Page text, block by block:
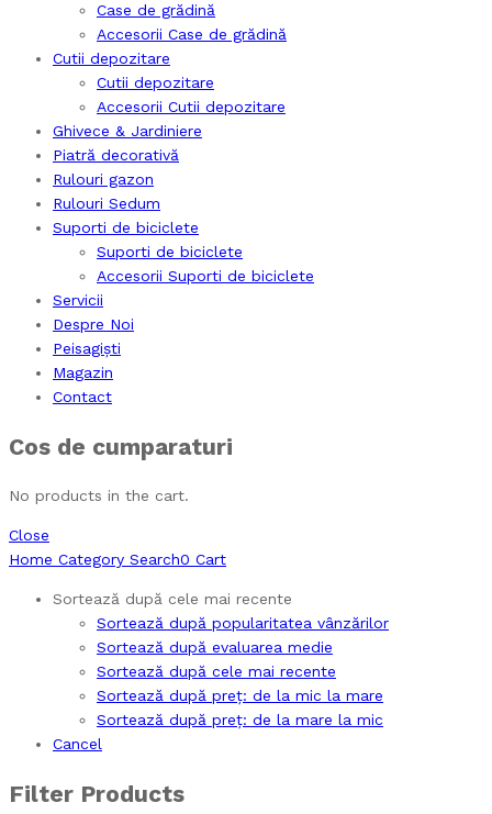
Case de grădină
Accesorii Case de grădină
Cutii depozitare
Cutii depozitare
Accesorii Cutii depozitare
Ghivece & Jardiniere
Piatră decorativă
Rulouri gazon
Rulouri Sedum
Suporti de biciclete
Suporti de biciclete
Accesorii Suporti de biciclete
Servicii
Despre Noi
Peisagiști
Magazin
Contact
Cos de cumparaturi
No products in the cart.
Close
Home Category Search0 Cart
Sortează după cele mai recente
Sortează după popularitatea vânzărilor
Sortează după evaluarea medie
Sortează după cele mai recente
Sortează după preț: de la mic la mare
Sortează după preț: de la mare la mic
Cancel
Filter Products